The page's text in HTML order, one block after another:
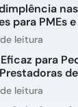
para PMEs e
leitura
para
leitura